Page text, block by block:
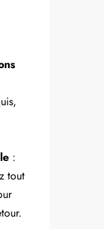
:
tout